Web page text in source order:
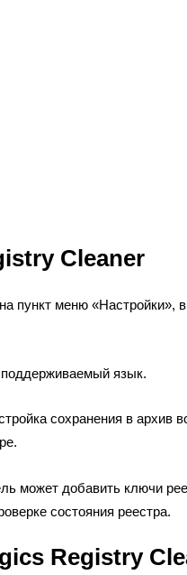
Cleaner
пункт меню «Настройки»,
язык.
сохранения в архив
может добавить ключи
состояния реестра.
Registry